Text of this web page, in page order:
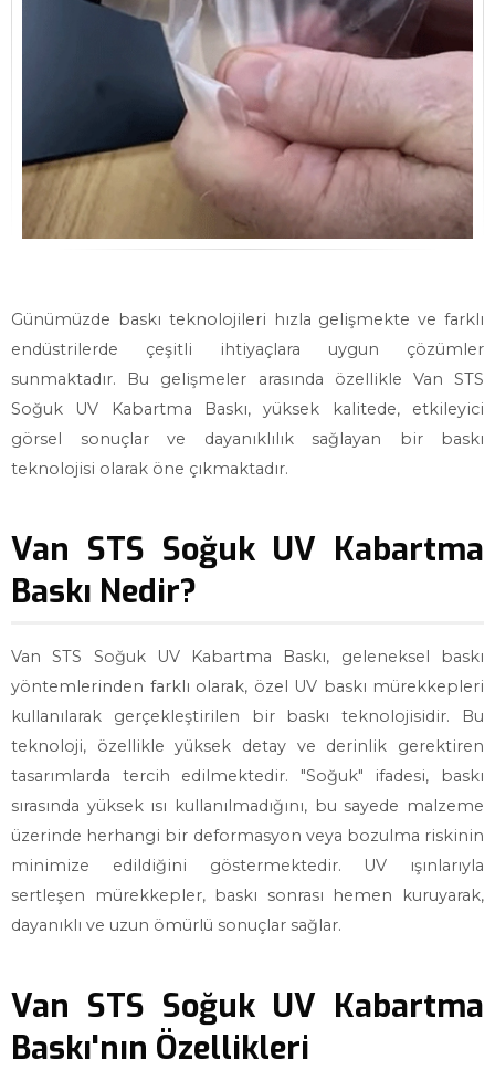
Günümüzde baskı teknolojileri hızla gelişmekte ve farklı
endüstrilerde çeşitli ihtiyaçlara uygun çözümler
sunmaktadır. Bu gelişmeler arasında özellikle Van STS
Soğuk UV Kabartma Baskı, yüksek kalitede, etkileyici
görsel sonuçlar ve dayanıklılık sağlayan bir baskı
teknolojisi olarak öne çıkmaktadır.
Van STS Soğuk UV Kabartma
Baskı Nedir?
Van STS Soğuk UV Kabartma Baskı, geleneksel baskı
yöntemlerinden farklı olarak, özel UV baskı mürekkepleri
kullanılarak gerçekleştirilen bir baskı teknolojisidir. Bu
teknoloji, özellikle yüksek detay ve derinlik gerektiren
tasarımlarda tercih edilmektedir. "Soğuk" ifadesi, baskı
sırasında yüksek ısı kullanılmadığını, bu sayede malzeme
üzerinde herhangi bir deformasyon veya bozulma riskinin
minimize edildiğini göstermektedir. UV ışınlarıyla
sertleşen mürekkepler, baskı sonrası hemen kuruyarak,
dayanıklı ve uzun ömürlü sonuçlar sağlar.
Van STS Soğuk UV Kabartma
Baskı'nın Özellikleri